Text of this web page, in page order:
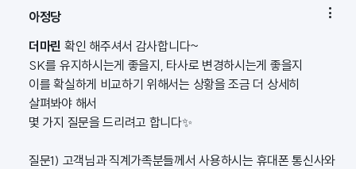
아정당 
더마린 확인 해주셔서 감사합니다~
SK를 유지하시는게 좋을지, 타사로 변경하시는게 좋을지
이를 확실하게 비교하기 위해서는 상황을 조금 더 상세히
살펴봐야 해서
몇 가지 질문을 드리려고 합니다✨
질문1) 고객님과 직계가족분들께서 사용하시는 휴대폰 통신사와